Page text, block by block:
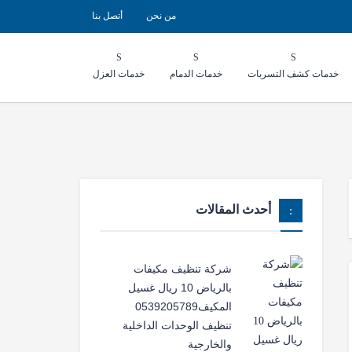
أتصل بنا من نحن
خدمات كشف التسربات خدمات الدمام خدمات العزل
أحدث المقالات
شركة تنظيف مكيفات
بالرياض 10 ريال غسيل
المكيف0539205789
تنظيف الوحدات الداخلية
والخارجية